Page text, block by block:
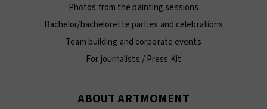
Photos from the painting sessions
Bachelor/bachelorette parties and celebrations
Team building and corporate events
For journalists / Press Kit
ABOUT ARTMOMENT